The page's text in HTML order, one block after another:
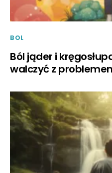
BOL
Ból jąder i
walczyć z